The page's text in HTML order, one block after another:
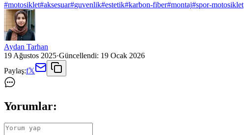
#motosiklet#aksesuar#guvenlik#estetik#karbon-fiber#montaj#spor-motosiklet
Aydan Tarhan
19 Ağustos 2025·Güncellendi: 19 Ocak 2026
Paylaş:f𝕏
Yorumlar: